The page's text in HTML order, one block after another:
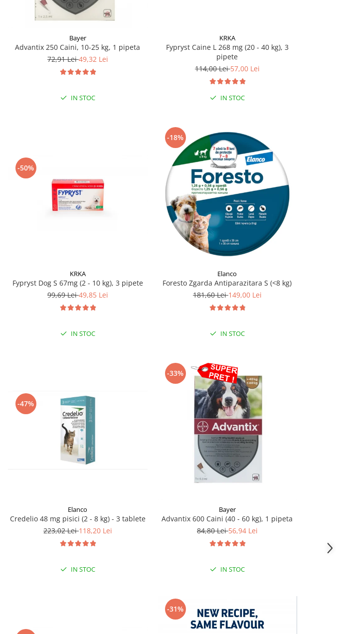
Bayer
Advantix 250 Caini, 10-25 kg, 1 pipeta
72,91 Lei49,32 Lei
IN STOC
KRKA
Fypryst Caine L 268 mg (20 - 40 kg), 3
pipete
114,00 Lei57,00 Lei
IN STOC
-50%
KRKA
Fypryst Dog S 67mg (2 - 10 kg), 3 pipete
99,69 Lei49,85 Lei
IN STOC
-18%
Elanco
Foresto Zgarda Antiparazitara S (<8 kg)
181,60 Lei149,00 Lei
IN STOC
-47%
Elanco
Credelio 48 mg pisici (2 - 8 kg) - 3 tablete
223,02 Lei118,20 Lei
IN STOC
-33%
Bayer
Advantix 600 Caini (40 - 60 kg), 1 pipeta
84,80 Lei56,94 Lei
IN STOC
-31%